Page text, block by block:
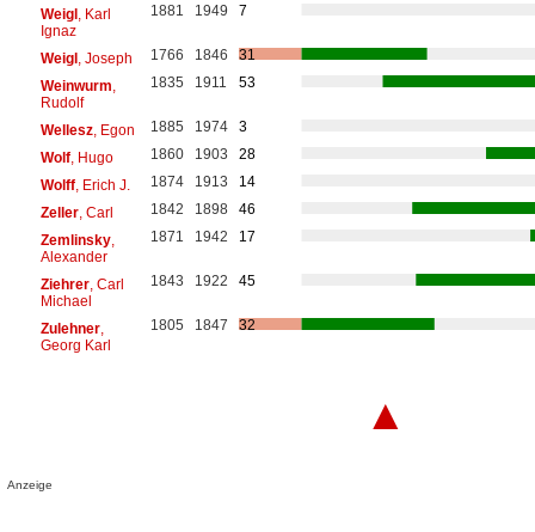
Weigl, Karl
Ignaz
1881 1949 7
Weigl, Joseph 1766 1846
31
Weinwurm
Rudolf
1835 1911 53
Wellesz, Egon 1885 1974
3
Wolf, Hugo 1860 1903
28
Wolff, Erich J. 1874 1913
14
Zeller, Carl 1842 1898
46
Zemlinsky,
Alexander
1871 1942 17
Ziehrer, Carl
Michael
1843 1922 45
Zulehner,
Georg Karl
1805 1847 32
▲
Anzeige